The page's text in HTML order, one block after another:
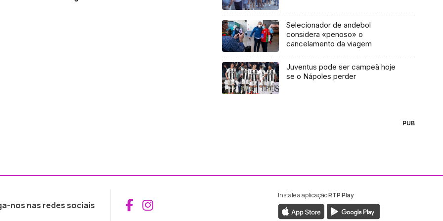
Selecionador de andebol
considera «penoso» o
cancelamento da viagem
Juventus pode ser campeã hoje
se o Nápoles perder
PUB
nos nas redes sociais Aceder ao Facebook da RTP Madeira
Aceder ao Instagram da RTP Madeira
Instale a aplicaçãoRTP Play